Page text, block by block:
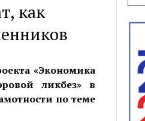
как
«Экономика
ликбез» в
по теме